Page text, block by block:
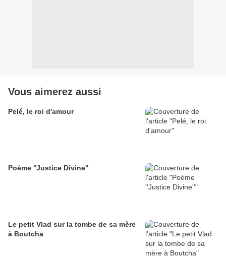
Vous aimerez aussi
Pelé, le roi d'amour
Poème ''Justice Divine''
Le petit Vlad sur la tombe de sa mère
à Boutcha